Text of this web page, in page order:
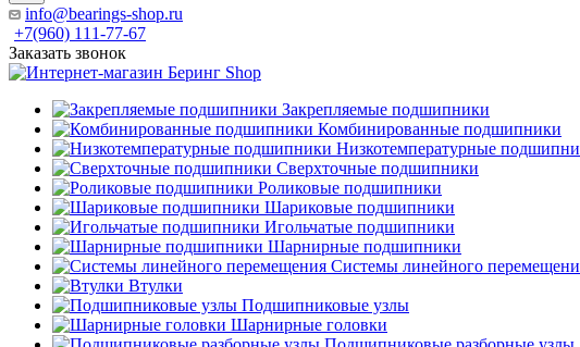
info@bearings-shop.ru
+7(960) 111-77-67
Заказать звонок
Закрепляемые подшипники
Комбинированные подшипники
Низкотемпературные
Сверхточные подшипники
Роликовые подшипники
Шариковые подшипники
Игольчатые подшипники
Шарнирные подшипники
Системы линейного
Втулки
Подшипниковые узлы
Шарнирные головки